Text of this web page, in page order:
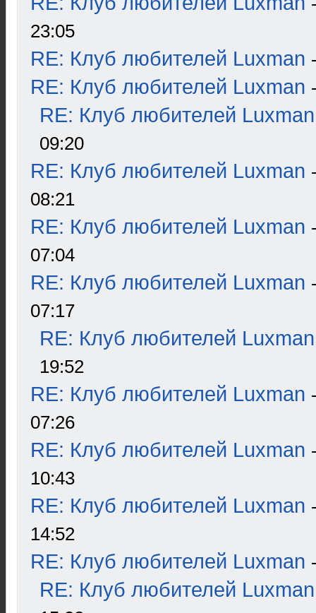
23:05
RE: Клуб любителей Luxman
RE: Клуб любителей Luxman
RE: Клуб любителей Luxman
09:20
RE: Клуб любителей Luxman
08:21
RE: Клуб любителей Luxman
07:04
RE: Клуб любителей Luxman
07:17
RE: Клуб любителей Luxman
19:52
RE: Клуб любителей Luxman
07:26
RE: Клуб любителей Luxman
10:43
RE: Клуб любителей Luxman
14:52
RE: Клуб любителей Luxman
RE: Клуб любителей Luxman